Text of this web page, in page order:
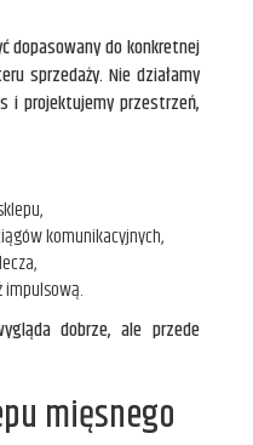
dopasowany do konkretnej
sprzedaży. Nie działamy
i projektujemy przestrzeń,
komunikacyjnych,
impulsową.
dobrze, ale przede
mięsnego